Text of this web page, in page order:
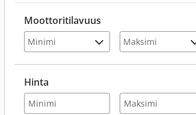
Moottoritilavuus
Hinta